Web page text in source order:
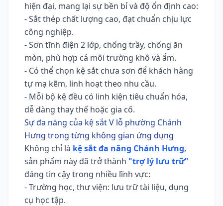
hiện đại, mang lại sự bền bỉ và độ ổn định cao:
- Sắt thép chất lượng cao, đạt chuẩn chịu lực
công nghiệp.
- Sơn tĩnh điện 2 lớp, chống trầy, chống ăn
mòn, phù hợp cả môi trường khô và ẩm.
- Có thể chọn kệ sắt chưa sơn để khách hàng
tự mạ kẽm, linh hoạt theo nhu cầu.
- Mỗi bộ kệ đều có linh kiện tiêu chuẩn hóa,
dễ dàng thay thế hoặc gia cố.
Sự đa năng của kệ sắt V lỗ phường Chánh
Hưng trong từng không gian ứng dụng
Không chỉ là kệ sắt đa năng Chánh Hưng,
sản phẩm này đã trở thành "trợ lý lưu trữ"
đáng tin cậy trong nhiều lĩnh vực:
- Trường học, thư viện: lưu trữ tài liệu, dụng
cụ học tập.